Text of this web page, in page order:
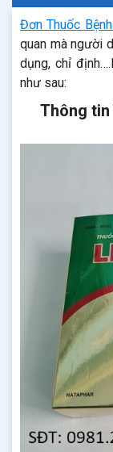
Đơn Thuốc
quan mà người
dụng, chỉ
như sau:
Thông tin